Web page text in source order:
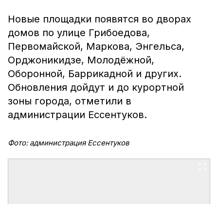
Новые площадки появятся во дворах
домов по улице Грибоедова,
Первомайской, Маркова, Энгельса,
Орджоникидзе, Молодёжной,
Оборонной, Баррикадной и других.
Обновления дойдут и до курортной
зоны города, отметили в
администрации Ессентуков.
Фото: администрация Ессентуков